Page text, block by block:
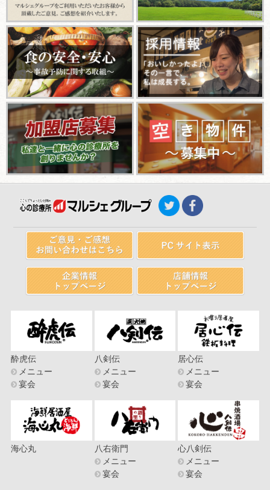
酔虎伝
メニュー
宴会
八剣伝
メニュー
宴会
居心伝
メニュー
宴会
海心丸
八右衛門
メニュー
宴会
心八剣伝
メニュー
宴会